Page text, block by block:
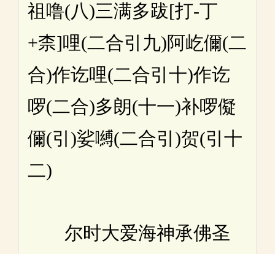
祖噜(八)三满多跋[打-丁
+柰]哩(二合引九)阿屹儞(二
合)作讫哩(二合引十)作讫
啰(二合)多朗(十一)补啰儗
儞(引)娑嚩(二合引)贺(引十
二)
尔时大爱海神承佛圣